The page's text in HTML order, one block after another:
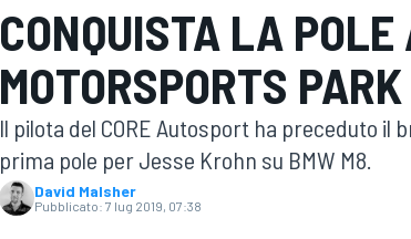
MOTOGP WEC
CONQUISTA LA
MOTORSPORTS PARK
Il pilota del CORE Autosport ha preceduto il
prima pole per Jesse Krohn su BMW M8.
David Malsher
Pubblicato: 7 lug 2019, 07:38